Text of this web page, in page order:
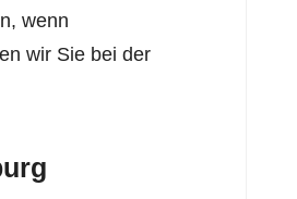
wenn
wir Sie bei der